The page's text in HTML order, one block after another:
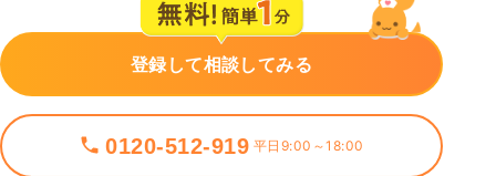
登録して相談してみる
0120-512-919 平日9:00～18:00